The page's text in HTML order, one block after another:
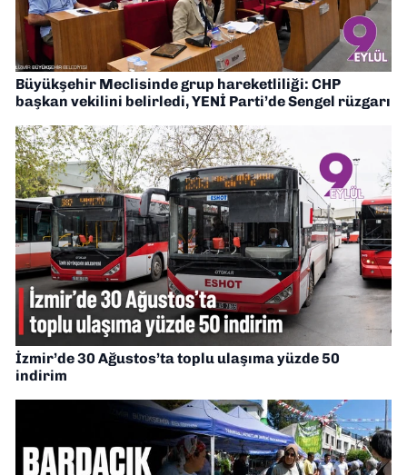
Büyükşehir Meclisinde grup hareketliliği: CHP
başkan vekilini belirledi, YENİ Parti’de Sengel rüzgarı
İzmir’de 30 Ağustos’ta toplu ulaşıma yüzde 50
indirim